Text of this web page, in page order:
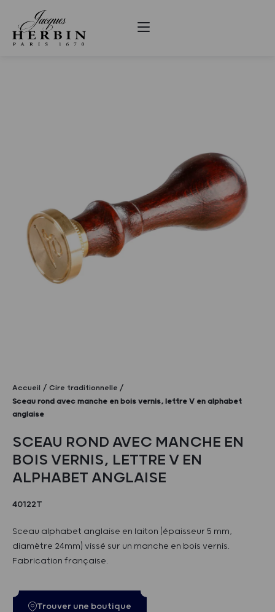
Accueil
Cire traditionnelle
Sceau rond avec manche en bois vernis, lettre V en alphabet
anglaise
SCEAU ROND AVEC MANCHE EN
BOIS VERNIS, LETTRE V EN
ALPHABET ANGLAISE
40122T
Sceau alphabet anglaise en laiton (épaisseur 5 mm,
diamètre 24mm) vissé sur un manche en bois vernis.
Fabrication française.
Trouver une boutique